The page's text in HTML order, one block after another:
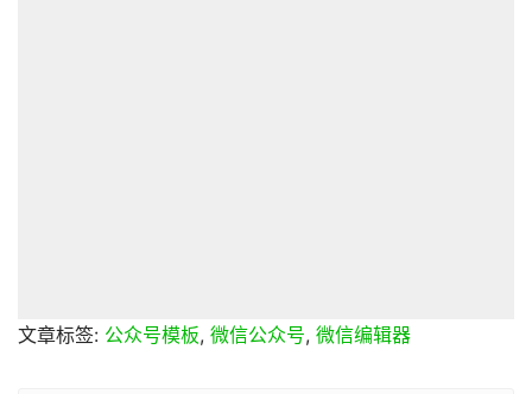
文章标签: 公众号模板, 微信公众号, 微信编辑器